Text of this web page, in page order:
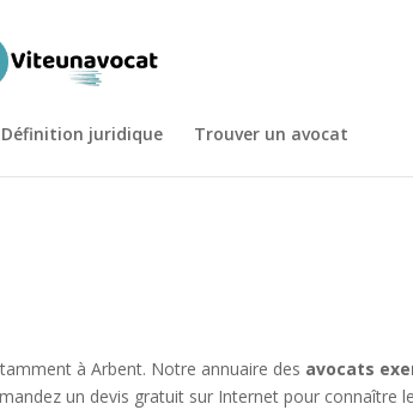
Définition juridique Trouver un avocat
à Arbent. Notre annuaire des avocats
un devis gratuit sur Internet pour connaître